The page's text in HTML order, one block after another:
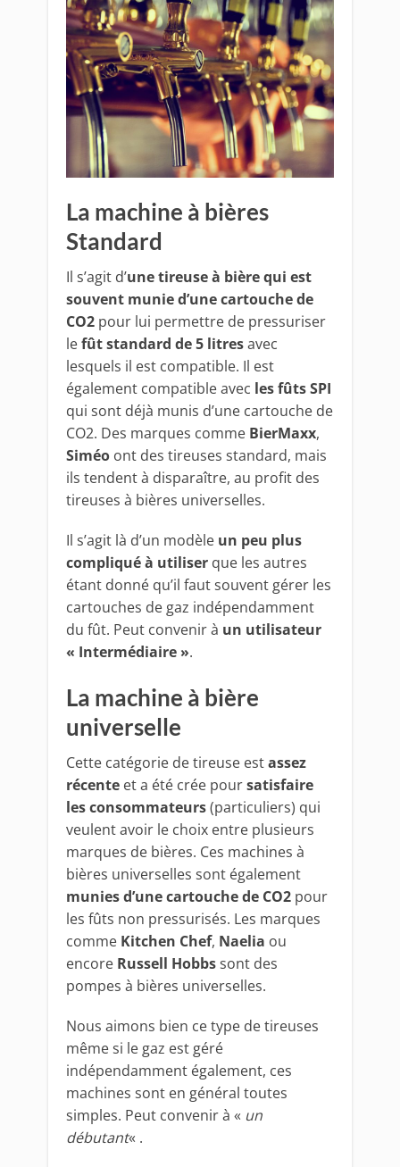
La machine à bières
Standard
Il s’agit d’une tireuse à bière qui est
souvent munie d’une cartouche de
CO2 pour lui permettre de pressuriser
lefût standard de 5 litresavec
lesquels il est compatible. Il est
également compatible avec les fûts SPI
qui sont déjà munis d’une cartouche de
CO2. Des marques comme BierMaxx,
Siméo ont des tireuses standard, mais
ils tendent à disparaître, au profit des
tireuses à bières universelles.
Il s’agit là d’un modèle un peu plus
compliqué à utiliser que les autres
étant donné qu’il faut souvent gérer les
cartouches de gaz indépendamment
du fût. Peut convenir à un utilisateur
« Intermédiaire ».
La machine à bière
universelle
Cette catégorie de tireuse estassez
récente et a été crée poursatisfaire
les consommateurs(particuliers) qui
veulent avoir le choix entre plusieurs
marques de bières. Ces machines à
bières universelles sont également
munies d’une cartouche de CO2 pour
les fûts non pressurisés. Les marques
comme Kitchen Chef, Naelia ou
encore Russell Hobbssont des
pompes à bières universelles.
Nous aimons bien ce type de tireuses
même si le gaz est géré
indépendamment également, ces
machines sont en général toutes
simples. Peut convenir à « un
débutant« .